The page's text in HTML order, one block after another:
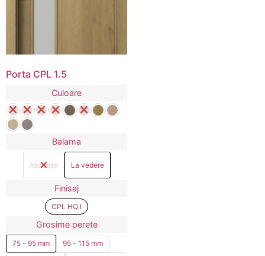
Porta CPL 1.5
Culoare
Balama
Ascunse La vedere
Finisaj
CPL HQ I
Grosime perete
75 - 95 mm
95 - 115 mm